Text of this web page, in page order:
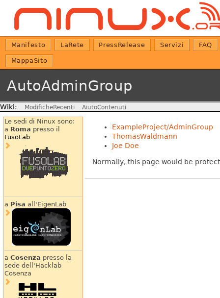
Manifesto LaRete PressRelease Servizi FAQ
MappaSito
AutoAdminGroup
Wiki: ModificheRecenti AiutoContenuti
Le sedi di Ninux sono:
a Roma presso il
FusoLab
a Pisa all'EigenLab
a Cosenza presso la
sede dell'Hacklab
Cosenza
ExampleProject/AdminGroup
ThomasWaldmann
Joe Doe
Normally, this page would be